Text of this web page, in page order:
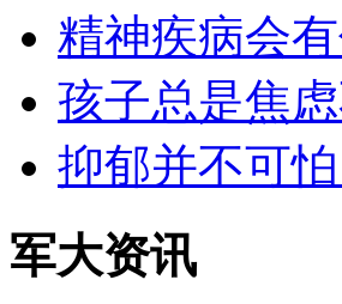
精神疾病会
孩子总是焦
抑郁并不可
军大资讯